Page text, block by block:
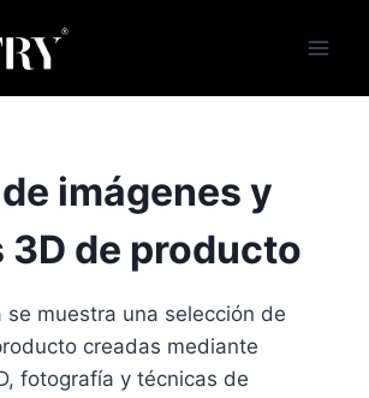
imágenes y
3D de producto
se muestra una selección de
creadas mediante
fotografía y técnicas de